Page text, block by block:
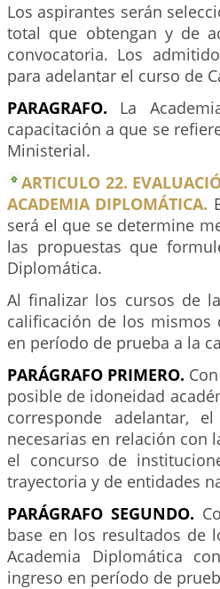
Los aspirantes serán
total que obtengan y de
convocatoria. Los
para adelantar el curso de
PARAGRAFO. La
capacitación a que se
Ministerial.
ARTICULO 22.
ACADEMIA DIPLOMÁTICA.
será el que se determine
las propuestas que
Diplomática.
Al finalizar los cursos de
calificación de los mismos
en período de prueba a la
PARÁGRAFO PRIMERO.
posible de idoneidad
corresponde adelantar,
necesarias en relación con
el concurso de
trayectoria y de entidades
PARÁGRAFO SEGUNDO.
base en los resultados de
Academia Diplomática
ingreso en período de